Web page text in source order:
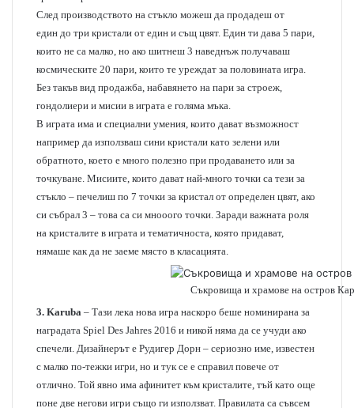
След производството на стъкло можеш да продадеш от
един до три кристали от един и същ цвят. Един ти дава 5 пари,
които не са малко, но ако шитнеш 3 наведнъж получаваш
космическите 20 пари, които те уреждат за половината игра.
Без такъв вид продажба, набавянето на пари за строеж,
гондолиери и мисии в играта е голяма мъка.
В играта има и специални умения, които дават възможност
например да използваш сини кристали като зелени или
обратното, което е много полезно при продаването или за
точкуване. Мисиите, които дават най-много точки са тези за
стъкло – печелиш по 7 точки за кристал от определен цвят, ако
си събрал 3 – това са си мнооого точки. Заради важната роля
на кристалите в играта и тематичноста, която придават,
нямаше как да не заеме място в класацията.
Съкровища и храмове на остров
3. Karuba – Тази лека нова игра наскоро беше номинирана за
наградата Spiel Des Jahres 2016 и никой няма да се учуди ако
спечели. Дизайнерът е Рудигер Дорн – сериозно име, известен
с малко по-тежки игри, но и тук се е справил повече от
отлично. Той явно има афинитет към кристалите, тъй като още
поне две негови игри също ги използват. Правилата са съвсем